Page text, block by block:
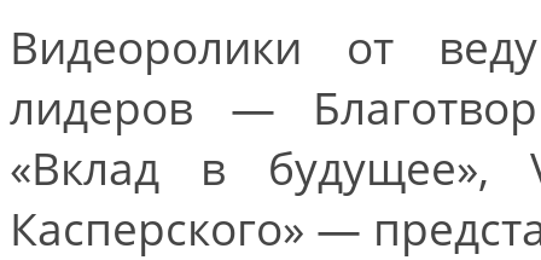
Видеоролики от
лидеров —
«Вклад в будущее»,
Касперского» —